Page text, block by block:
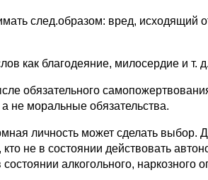
след.образом: вред, исходящий
как благодеяние, милосердие и т. д.
обязательного
не моральные обязательства.
личность может сделать выбор.
не в состоянии действовать
алкогольного, наркозного